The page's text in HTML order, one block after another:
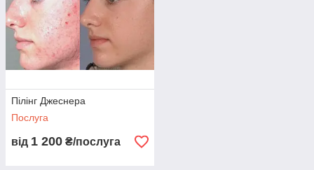
Пілінг Джеснера
Послуга
від 1 200 ₴/послуга